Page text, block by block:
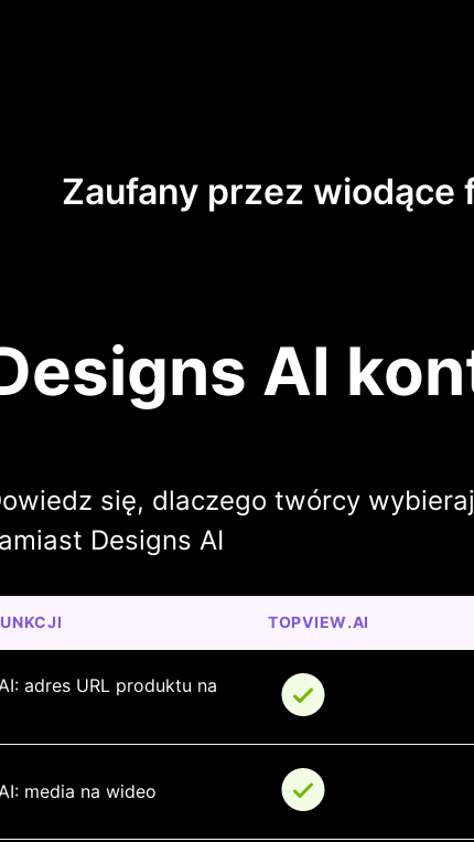
Zaufany przez wiodące
AI
się, dlaczego twórcy
Designs AI
TOPVIEW.AI
adres URL produktu na
media na wideo